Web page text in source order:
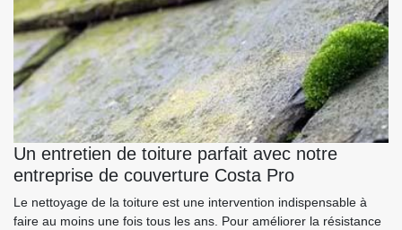
Un entretien de toiture parfait avec notre
entreprise de couverture Costa Pro
Le nettoyage de la toiture est une intervention indispensable à
faire au moins une fois tous les ans. Pour améliorer la résistance